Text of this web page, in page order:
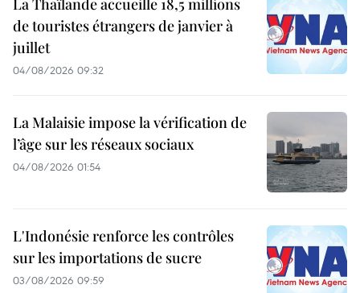
La Thaïlande accueille 18,5 millions
de touristes étrangers de janvier à
juillet
04/08/2026 09:32
La Malaisie impose la vérification de
l’âge sur les réseaux sociaux
04/08/2026 01:54
L'Indonésie renforce les contrôles
sur les importations de sucre
03/08/2026 09:59